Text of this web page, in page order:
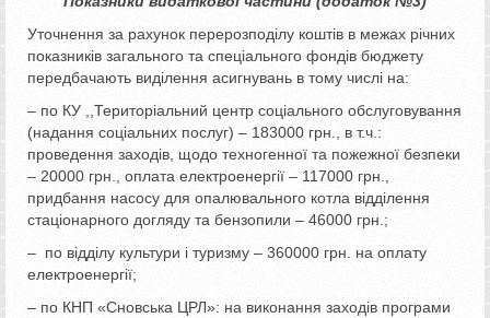
Уточнення за рахунок перерозподілу коштів в межах річних
показників загального та спеціального фондів бюджету
передбачають виділення асигнувань в тому числі на:
– по КУ ,,Територіальний центр соціального обслуговування
(надання соціальних послуг) – 183000 грн., в т.ч.:
проведення заходів, щодо техногенної та пожежної безпеки
– 20000 грн., оплата електроенергії – 117000 грн.,
придбання насосу для опалювального котла відділення
стаціонарного догляду та бензопили – 46000 грн.;
– по відділу культури і туризму – 360000 грн. на оплату
електроенергії;
– по КНП «Сновська ЦРЛ»: на виконання заходів програми